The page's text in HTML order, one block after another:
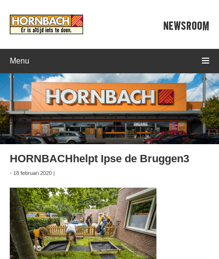
NEWSROOM
Menu
HORNBACHhelpt Ipse de Bruggen3
- 18 februari 2020 |